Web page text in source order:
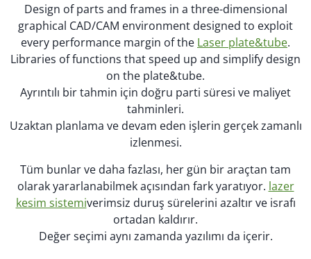
Design of parts and frames in a three-dimensional
graphical CAD/CAM environment designed to exploit
every performance margin of the Laser plate&tube.
Libraries of functions that speed up and simplify design
on the plate&tube.
Ayrıntılı bir tahmin için doğru parti süresi ve maliyet
tahminleri.
Uzaktan planlama ve devam eden işlerin gerçek zamanlı
izlenmesi.
Tüm bunlar ve daha fazlası, her gün bir araçtan tam
olarak yararlanabilmek açısından fark yaratıyor. lazer
kesim sistemiverimsiz duruş sürelerini azaltır ve israfı
ortadan kaldırır.
Değer seçimi aynı zamanda yazılımı da içerir.